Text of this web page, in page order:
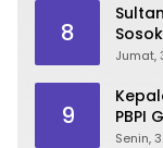
8
Jumat,
9
PBPI
Senin,